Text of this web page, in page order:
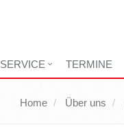
SERVICE TERMINE
Home Über uns